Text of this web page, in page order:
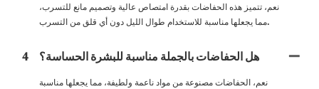
نعم، تتميز هذه الحفاضات بقدرة امتصاص عالية وتصميم مانع للتسرب،
مما يجعلها مناسبة للاستخدام طوال الليل دون أي قلق من التسرب.
4 هل الحفاضات بالجملة مناسبة للبشرة الحساسة؟
نعم، الحفاضات مصنوعة من مواد ناعمة ولطيفة، مما يجعلها مناسبة